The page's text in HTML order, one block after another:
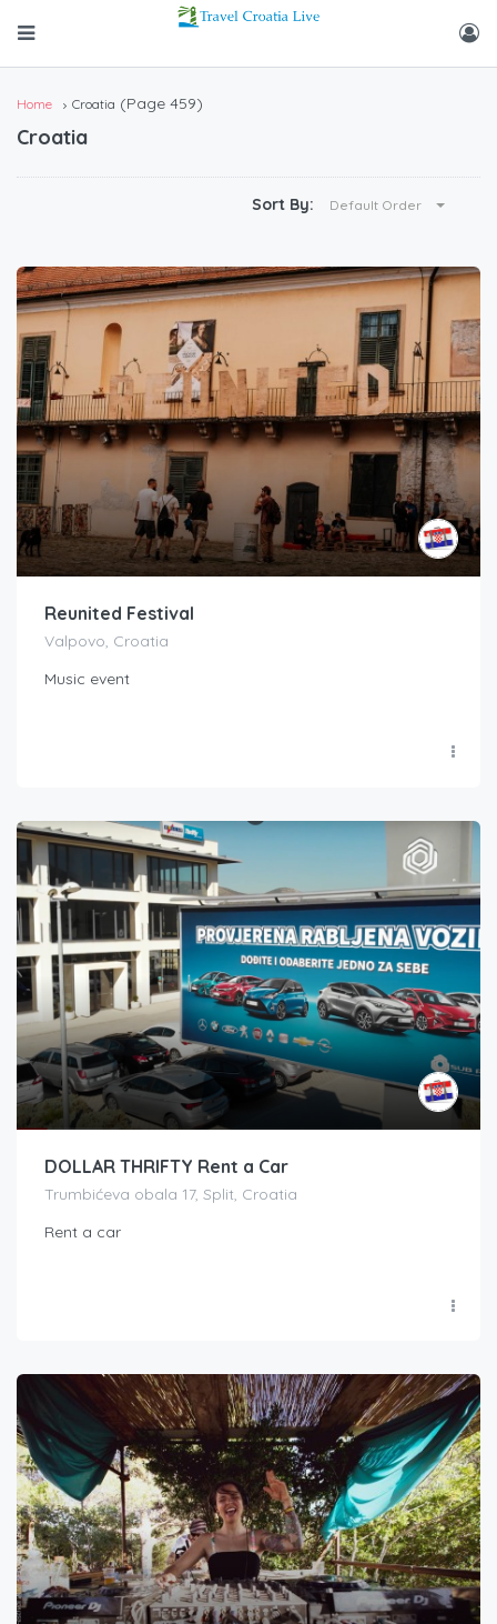
Home Croatia (Page 459)
Croatia
Sort By: Default Order
Reunited Festival
Valpovo, Croatia
Music event
DOLLAR THRIFTY Rent a Car
Trumbićeva obala 17, Split, Croatia
Rent a car